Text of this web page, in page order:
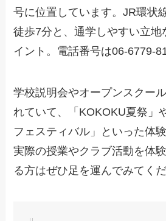
号に位置しています。JR環状
徒歩7分と、通学しやすい立地
イント。電話番号は06-6779-
学校説明会やオープンスクー
れていて、「KOKOKU夏祭」
フェスティバル」といった体
実際の授業やクラブ活動を体
る方はぜひ足を運んでみてくだ